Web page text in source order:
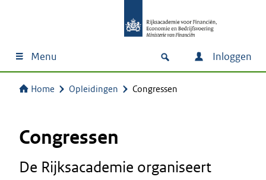
Menu Inloggen
Home Opleidingen Congressen
Congressen
De Rijksacademie organiseert